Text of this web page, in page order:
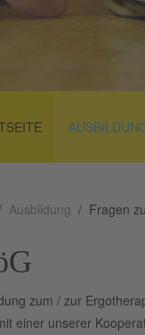
Ausbildung Fragen
zum / zur
einer unserer